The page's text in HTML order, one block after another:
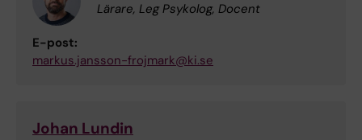
Lärare, Leg Psykolog, Docent
E-post:
markus.jansson-frojmark@ki.se
Johan Lundin